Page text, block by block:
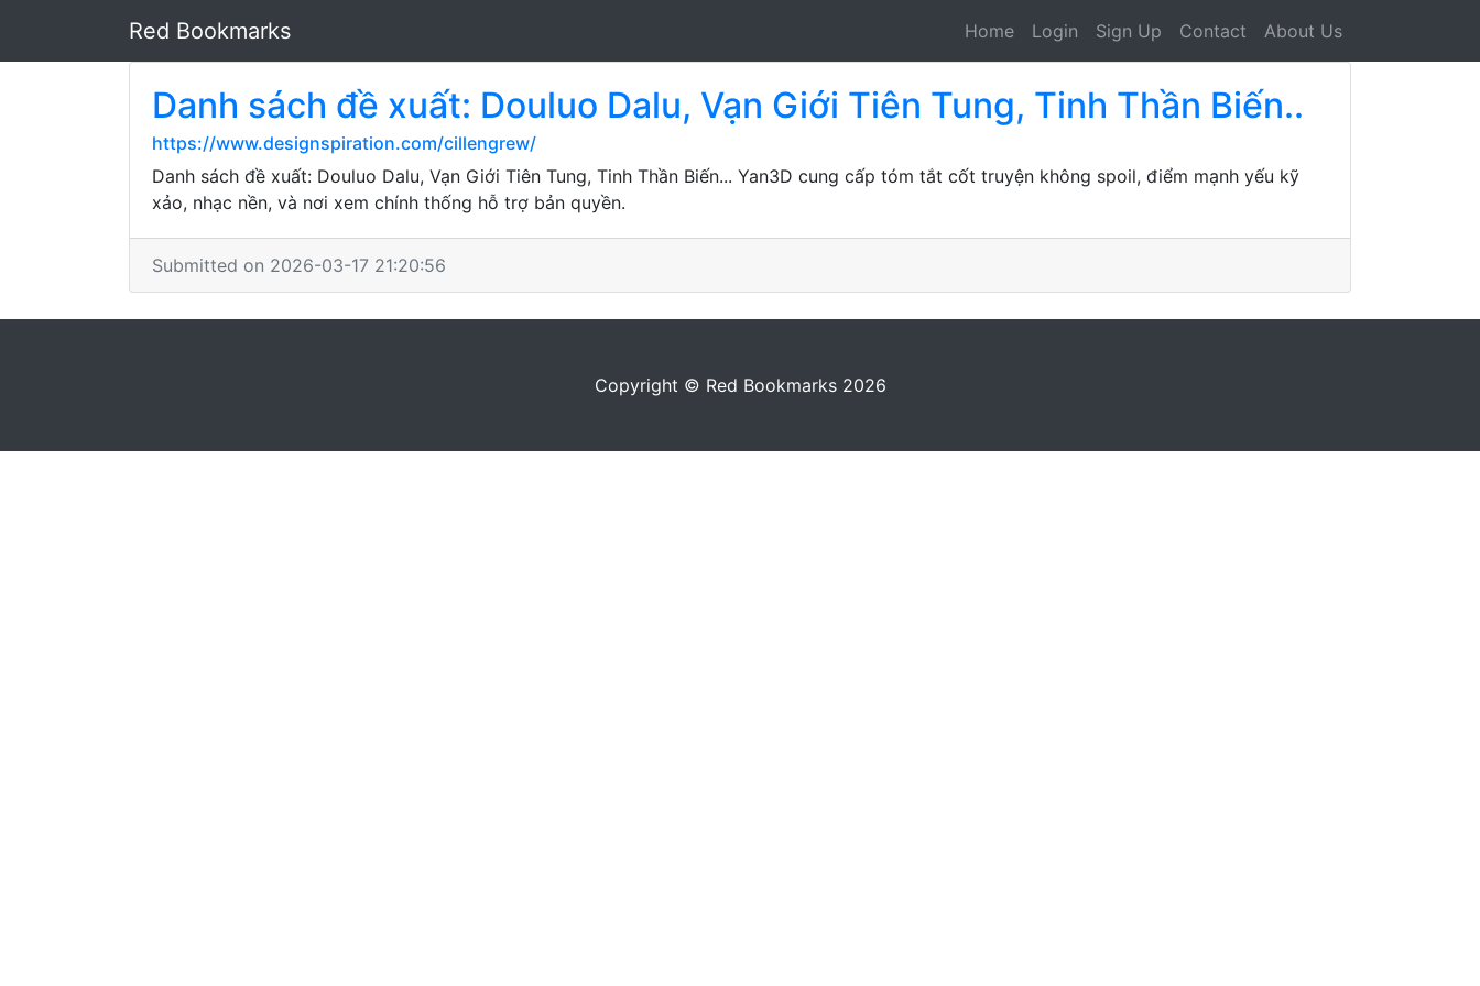
Red Bookmarks Home Login Sign Up Contact About Us
Danh sách đề xuất: Douluo Dalu, Vạn Giới Tiên Tung, Tinh Thần Biến..
https://www.designspiration.com/cillengrew/
Danh sách đề xuất: Douluo Dalu, Vạn Giới Tiên Tung, Tinh Thần Biến... Yan3D cung cấp tóm tắt cốt truyện không spoil, điểm mạnh yếu kỹ
xảo, nhạc nền, và nơi xem chính thống hỗ trợ bản quyền.
Submitted on 2026-03-17 21:20:56
Copyright © Red Bookmarks 2026